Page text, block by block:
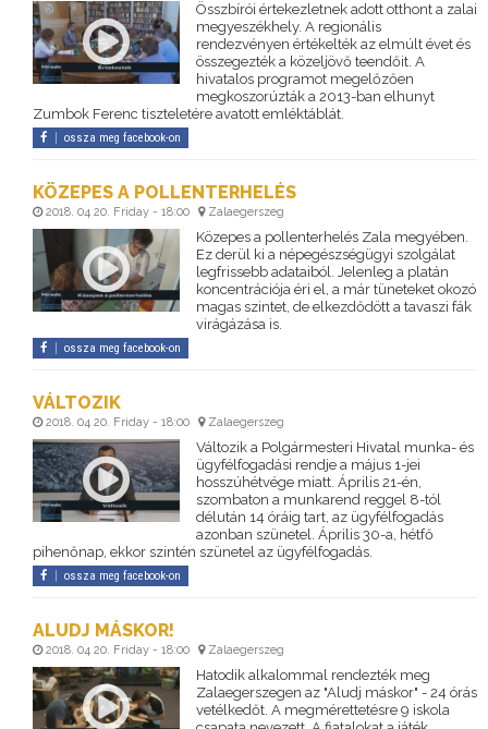
Összbírói értekezletnek adott otthont a zalai
megyeszékhely. A regionális
rendezvényen értékelték az elmúlt évet és
összegezték a közeljövő teendőit. A
hivatalos programot megelőzően
megkoszorúzták a 2013-ban elhunyt
Zumbok Ferenc tiszteletére avatott emléktáblát.
ossza meg facebook-on
KÖZEPES A POLLENTERHELÉS
2018. 04 20. Friday - 18:00 Zalaegerszeg
Közepes a pollenterhelés Zala megyében.
Ez derül ki a népegészségügyi szolgálat
legfrissebb adataiból. Jelenleg a platán
koncentrációja éri el, a már tüneteket okozó
magas szintet, de elkezdődött a tavaszi fák
virágázása is.
ossza meg facebook-on
VÁLTOZIK
2018. 04 20. Friday - 18:00 Zalaegerszeg
Változik a Polgármesteri Hivatal munka- és
ügyfélfogadási rendje a május 1-jei
hosszúhétvége miatt. Április 21-én,
szombaton a munkarend reggel 8-tól
délután 14 óráig tart, az ügyfélfogadás
azonban szünetel. Április 30-a, hétfő
pihenőnap, ekkor szintén szünetel az ügyfélfogadás.
ossza meg facebook-on
ALUDJ MÁSKOR!
2018. 04 20. Friday - 18:00 Zalaegerszeg
Hatodik alkalommal rendezték meg
Zalaegerszegen az "Aludj máskor" - 24 órás
vetélkedőt. A megmérettetésre 9 iskola